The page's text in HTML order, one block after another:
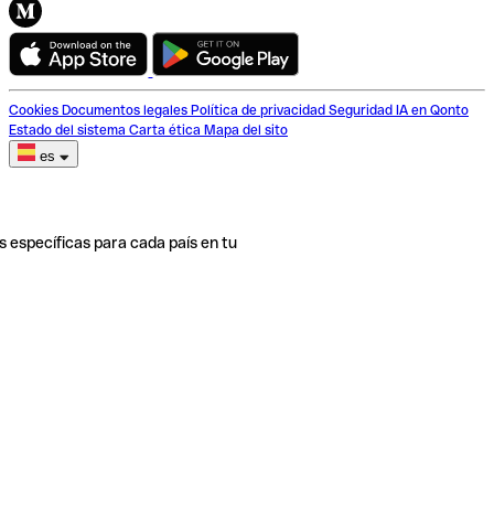
Cookies Documentos legales Política de privacidad Seguridad IA en Qonto
Estado del sistema Carta ética Mapa del sito
es
específicas para cada país en tu